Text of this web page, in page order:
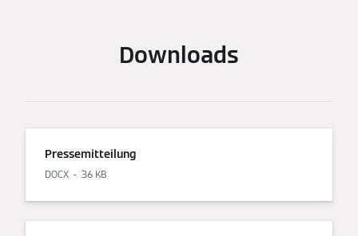
Downloads
Pressemitteilung
DOCX 36 KB